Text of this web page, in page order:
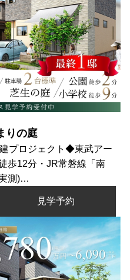
りの庭
プロジェクト◆東武アー
歩12分・JR常磐線「南
測)…
見学予約